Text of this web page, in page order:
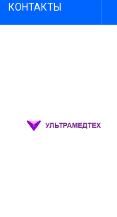
КОНТАКТЫ